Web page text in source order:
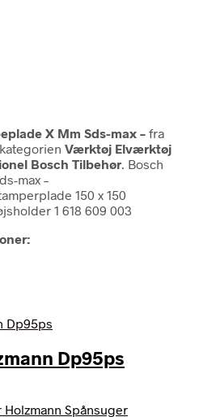
X Mm Sds-max – fra
Værktøj Elværktøj
Bosch Tilbehør. Bosch
max –
150 x 150
1 618 609 003
Dp95ps